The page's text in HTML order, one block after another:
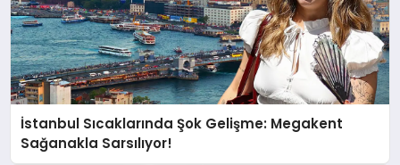
İstanbul Sıcaklarında Şok Gelişme: Megakent
Sağanakla Sarsılıyor!